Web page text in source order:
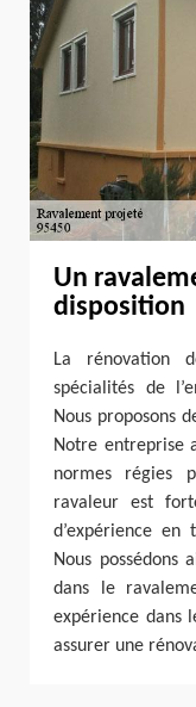
Un
disposition
La rénovation
spécialités de
Nous proposons
Notre entreprise
normes régies
ravaleur est
d’expérience en
Nous possédons
dans le
expérience dans
assurer une